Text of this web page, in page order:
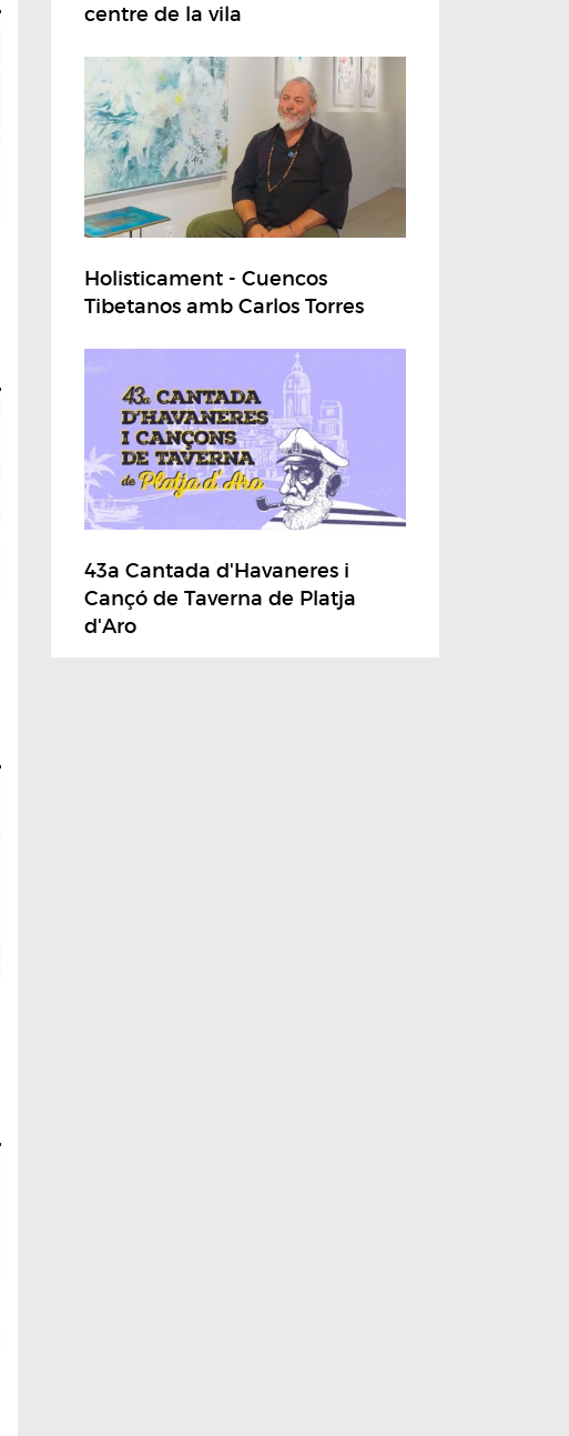
centre de la vila
Holisticament - Cuencos
Tibetanos amb Carlos Torres
43a Cantada d'Havaneres i
Cançó de Taverna de Platja
d'Aro